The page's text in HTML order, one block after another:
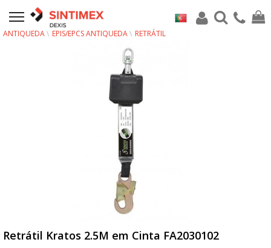
ANTIQUEDA EPIS/EPCS ANTIQUEDA RETRÁTIL
Retrátil Kratos 2.5M em Cinta FA2030102